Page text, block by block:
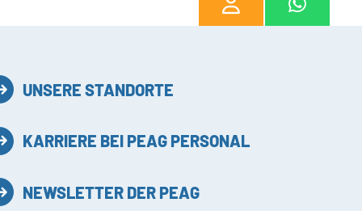
UNSERE STANDORTE
KARRIERE BEI PEAG PERSONAL
NEWSLETTER DER PEAG